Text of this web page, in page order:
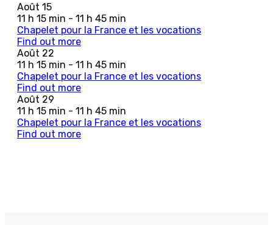
Août 15
11 h 15 min - 11 h 45 min
Chapelet pour la France et les vocations
Find out more
Août 22
11 h 15 min - 11 h 45 min
Chapelet pour la France et les vocations
Find out more
Août 29
11 h 15 min - 11 h 45 min
Chapelet pour la France et les vocations
Find out more